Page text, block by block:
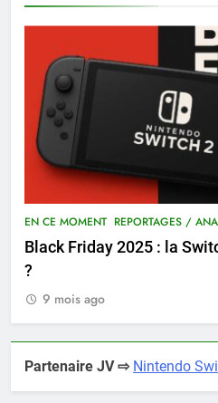
EN CE MOMENT REPORTAGES /
Black Friday 2025 : la
?
9 mois ago
Partenaire JV ⇨ Nintendo